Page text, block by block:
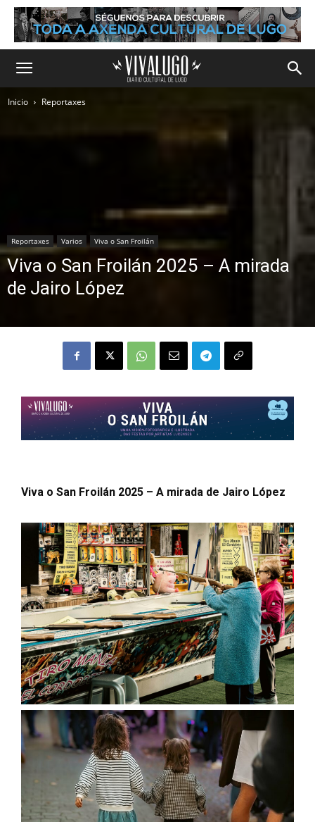
Inicio Reportaxes
Reportaxes Varios Viva o San Froilán
Viva o San Froilán 2025 – A mirada
de Jairo López
Viva o San Froilán 2025 – A mirada de Jairo López